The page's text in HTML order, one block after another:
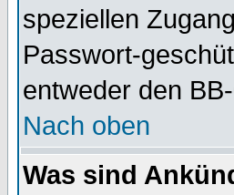
speziellen
Passwort-
entweder den
Nach oben
Was sind